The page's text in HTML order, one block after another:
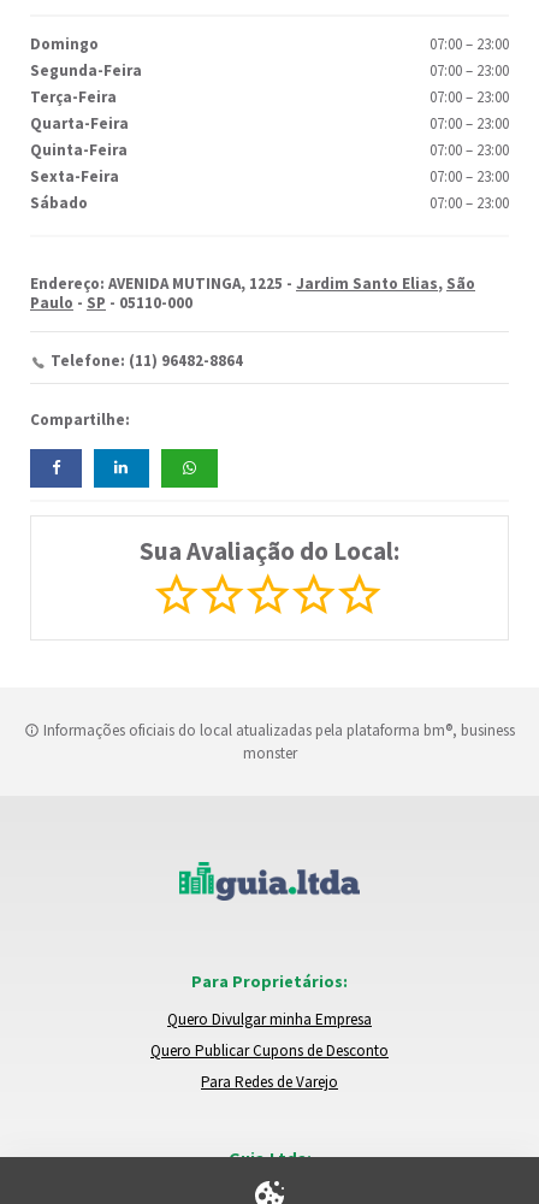
Endereço: AVENIDA MUTINGA, 1225 - Jardim Santo Elias, São
Paulo - SP - 05110-000
Telefone: (11) 96482-8864
Compartilhe:
Sua Avaliação do Local:
Domingo 07:00– 23:00
Segunda-Feira
07:00– 23:00
Terça-Feira
07:00– 23:00
Quarta-Feira
07:00– 23:00
Quinta-Feira
07:00– 23:00
Sexta-Feira
07:00– 23:00
Sábado
07:00– 23:00
Informações oficiais do local atualizadas pela plataforma bm®, business
monster
Para Proprietários:
Quero Divulgar minha Empresa
Quero Publicar Cupons de Desconto
Para Redes de Varejo
Guia.Ltda:
Locais e Empresas